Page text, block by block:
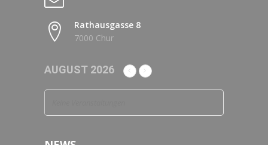
Rathausgasse 8
7000 Chur
AUGUST 2026